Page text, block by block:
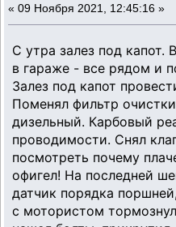
« 09 Ноября 2021, 12:45:16 »
С утра залез под капот.
в гараже - все рядом и
Залез под капот
Поменял фильтр
дизельный. Карбовый
проводимости. Снял
посмотреть почему
офигел! На последней
датчик порядка
с мотористом